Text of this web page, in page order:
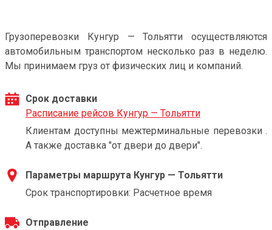
Грузоперевозки Кунгур — Тольятти осуществляются
автомобильным транспортом несколько раз в неделю.
Мы принимаем груз от физических лиц и компаний.
Срок доставки
Расписание рейсов Кунгур — Тольятти
Клиентам доступны межтерминальные перевозки .
А также доставка "от двери до двери".
Параметры маршрута Кунгур — Тольятти
Срок транспортировки: Расчетное время
Отправление